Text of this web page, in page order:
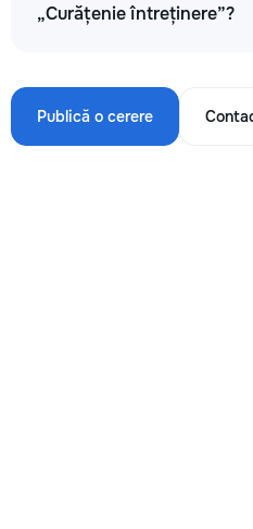
„Curățenie întreținere”?
Publică o cerere